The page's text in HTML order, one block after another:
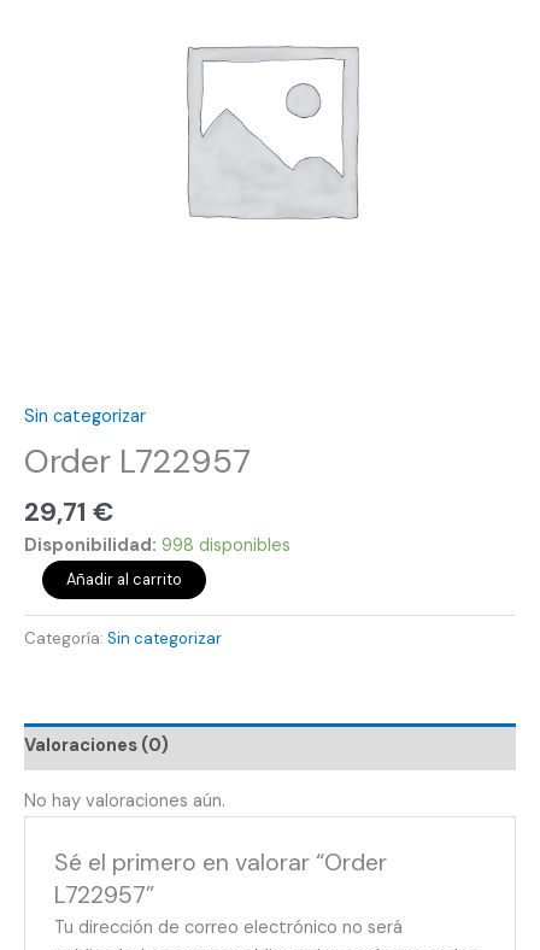
Sin categorizar
Order L722957
29,71 €
Disponibilidad: 998 disponibles
Añadir al carrito
Categoría: Sin categorizar
Valoraciones (0)
No hay valoraciones aún.
Sé el primero en valorar “Order
L722957”
Tu dirección de correo electrónico no será